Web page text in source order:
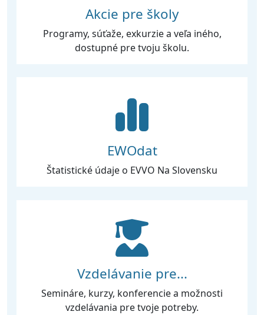
Akcie pre školy
Programy, súťaže, exkurzie a veľa iného,
dostupné pre tvoju školu.
EWOdat
Štatistické údaje o EVVO Na Slovensku
Vzdelávanie pre...
Semináre, kurzy, konferencie a možnosti
vzdelávania pre tvoje potreby.